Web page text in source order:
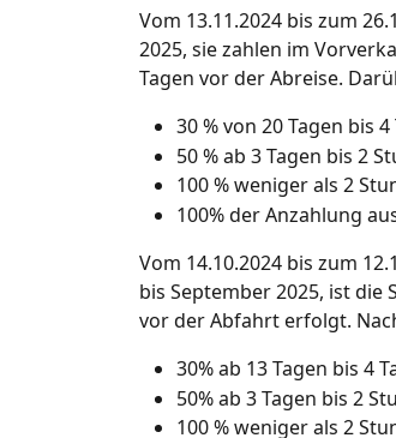
Vom 13.11.2024 bis zum
2025, sie zahlen im
Tagen vor der Abreise.
30 % von 20 Tagen bis
50 % ab 3 Tagen bis 2
100 % weniger als 2
100% der Anzahlung
Vom 14.10.2024 bis zum
bis September 2025, ist
vor der Abfahrt erfolgt.
30% ab 13 Tagen bis 4
50% ab 3 Tagen bis 2
100 % weniger als 2